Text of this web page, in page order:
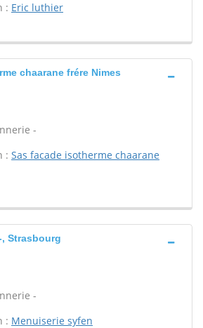
: Eric luthier
chaarane frére Nimes
-
: Sas facade isotherme chaarane
Strasbourg
-
: Menuiserie syfen